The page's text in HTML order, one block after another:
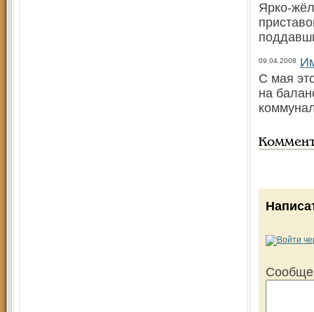
Ярко-
09.04.2008
С мая
на